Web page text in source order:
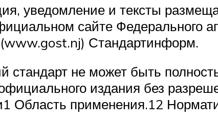
уведомление и тексты
сайте Федерального
(www.gost.nj) Стандартинформ.
не может быть
издания без
Область применения.12